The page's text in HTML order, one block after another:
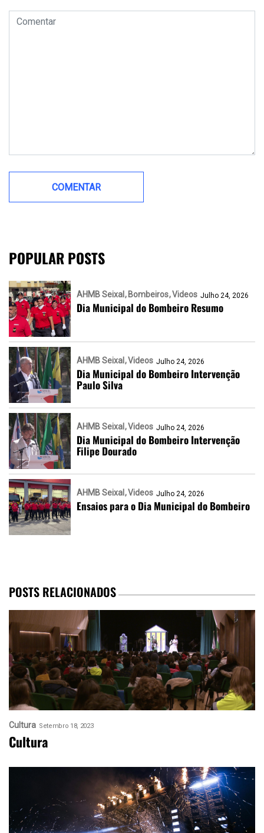
POPULAR POSTS
AHMB Seixal Bombeiros Videos Julho 24, 2026
Dia Municipal do Bombeiro Resumo
AHMB Seixal Videos Julho 24, 2026
Dia Municipal do Bombeiro Intervenção
Paulo Silva
AHMB Seixal Videos Julho 24, 2026
Dia Municipal do Bombeiro Intervenção
Filipe Dourado
AHMB Seixal Videos Julho 24, 2026
Ensaios para o Dia Municipal do Bombeiro
POSTS RELACIONADOS
Cultura Setembro 18, 2023
Cultura